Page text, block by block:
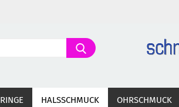
Suche...
RINGE HALSSCHMUCK OHRSCHMUCK